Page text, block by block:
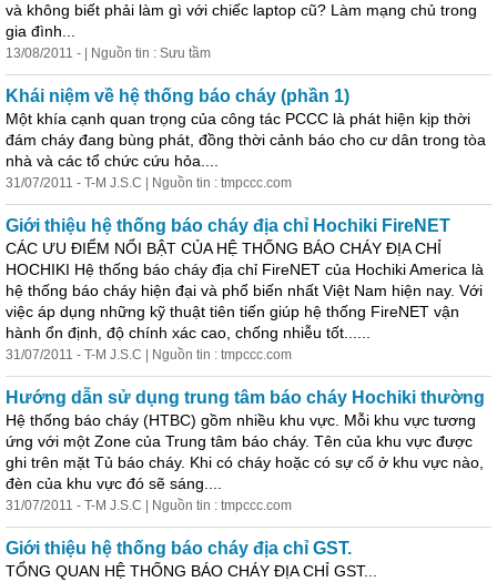
và không biết phải làm gì với chiếc laptop cũ? Làm mạng chủ trong
gia đình...
13/08/2011 - | Nguồn tin : Sưu tầm
Khái niệm về hệ thống báo cháy (phần 1)
Một khía cạnh quan trọng của công tác PCCC là phát hiện kịp thời
đám cháy đang bùng phát, đồng thời cảnh báo cho cư dân trong tòa
nhà và các tổ chức cứu hỏa....
31/07/2011 - T-M J.S.C | Nguồn tin : tmpccc.com
Giới thiệu hệ thống báo cháy địa chỉ Hochiki FireNET
CÁC ƯU ĐIỂM NỔI BẬT CỦA HỆ THỐNG BÁO CHÁY ĐỊA CHỈ
HOCHIKI Hệ thống báo cháy địa chỉ FireNET của Hochiki America là
hệ thống báo cháy hiện đại và phổ biến nhất Việt Nam hiện nay. Với
việc áp dụng những kỹ thuật tiên tiến giúp hệ thống FireNET vận
hành ổn định, độ chính xác cao, chống nhiễu tốt......
31/07/2011 - T-M J.S.C | Nguồn tin : tmpccc.com
Hướng dẫn sử dụng trung tâm báo cháy Hochiki thường
Hệ thống báo cháy (HTBC) gồm nhiều khu vực. Mỗi khu vực tương
ứng với một Zone của Trung tâm báo cháy. Tên của khu vực được
ghi trên mặt Tủ báo cháy. Khi có cháy hoặc có sự cố ở khu vực nào,
đèn của khu vực đó sẽ sáng....
31/07/2011 - T-M J.S.C | Nguồn tin : tmpccc.com
Giới thiệu hệ thống báo cháy địa chỉ GST.
TỔNG QUAN HỆ THỐNG BÁO CHÁY ĐỊA CHỈ GST...